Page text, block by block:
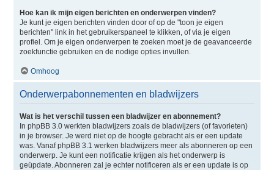
Hoe kan ik mijn eigen berichten en onderwerpen vinden?
Je kunt je eigen berichten vinden door of op de "toon je eigen
berichten" link in het gebruikerspaneel te klikken, of via je eigen
profiel. Om je eigen onderwerpen te zoeken moet je de geavanceerde
zoekfunctie gebruiken en de nodige opties invullen.
Omhoog
Onderwerpabonnementen en bladwijzers
Wat is het verschil tussen een bladwijzer en abonnement?
In phpBB 3.0 werkten bladwijzers zoals de bladwijzers (of favorieten)
in je browser. Je werd niet op de hoogte gebracht als er een update
was. Vanaf phpBB 3.1 werken bladwijzers meer als abonneren op een
onderwerp. Je kunt een notificatie krijgen als het onderwerp is
geüpdate. Abonneren zal je echter notificeren als er een update is op